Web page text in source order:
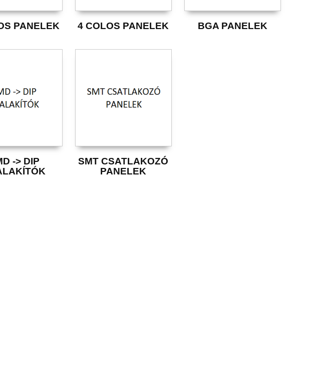
PANELEK 4 COLOS PANELEK BGA PANELEK
-> DIP
SMT CSATLAKOZÓ
PANELEK